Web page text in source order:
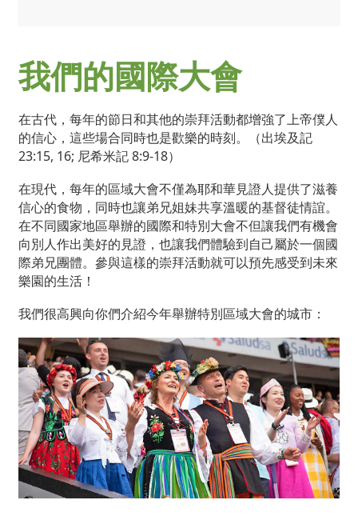
我們的國際大會
在古代，每年的節日和其他的崇拜活動都增強了上帝僕人
的信心，這些場合同時也是歡樂的時刻。（出埃及記
23:15, 16; 尼希米記 8:9-18）
在現代，每年的區域大會不僅為耶和華見證人提供了滋養
信心的食物，同時也讓弟兄姐妹共享溫暖的基督徒情誼。
在不同國家地區舉辦的國際和特別大會不但讓我們有機會
向別人作出美好的見證，也讓我們體驗到自己屬於一個國
際弟兄團體。參與這樣的崇拜活動就可以預先感受到未來
樂園的生活！
我們很高興向你們介紹今年舉辦特別區域大會的城市：